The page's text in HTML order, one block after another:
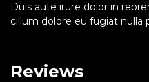
Duis aute irure dolor in
cillum dolore eu fugiat nulla
Reviews